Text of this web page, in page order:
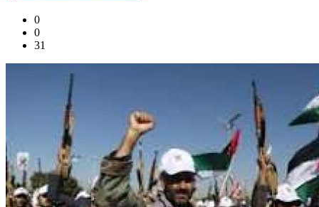
0
0
31